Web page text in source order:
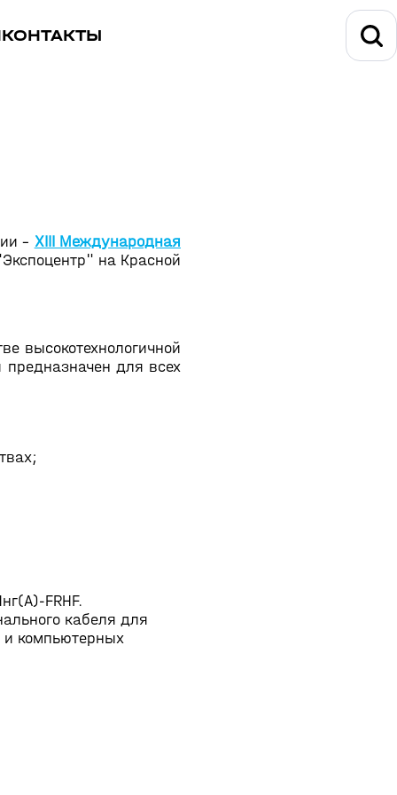
КОНТАКТЫ
- XIII Международная
на Красной
высокотехнологичной
предназначен для всех
FRHF.
кабеля для
и компьютерных